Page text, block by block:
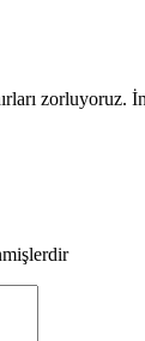
zorluyoruz.